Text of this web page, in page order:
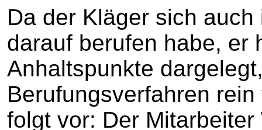
Da der Kläger sich
darauf berufen habe, er
Anhaltspunkte
Berufungsverfahren
folgt vor: Der